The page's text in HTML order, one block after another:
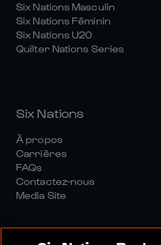
Six Nations Masculin
Six Nations Féminin
Six Nations U20
Quilter Nations Series
Six Nations
À propos
Carrières
FAQs
Contactez-nous
Media Site